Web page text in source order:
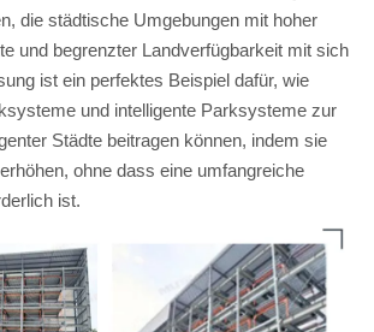
die städtische Umgebungen mit hoher
und begrenzter Landverfügbarkeit mit sich
ist ein perfektes Beispiel dafür, wie
und intelligente Parksysteme zur
Städte beitragen können, indem sie
ohne dass eine umfangreiche
ist.